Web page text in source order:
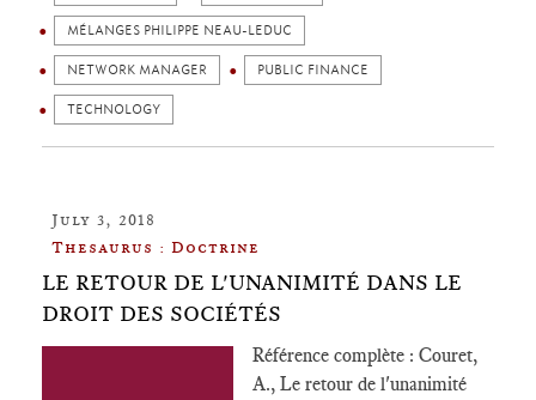
MÉLANGES PHILIPPE NEAU-LEDUC
NETWORK MANAGER PUBLIC FINANCE
TECHNOLOGY
July 3, 2018
Thesaurus : Doctrine
LE RETOUR DE L'UNANIMITÉ DANS LE
DROIT DES SOCIÉTÉS
Référence complète : Couret,
A., Le retour de l'unanimité